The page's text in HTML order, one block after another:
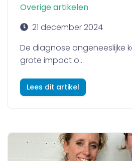
Overige artikelen
21 december 2024
De diagnose ongeneeslijke
grote impact o...
Lees dit artikel